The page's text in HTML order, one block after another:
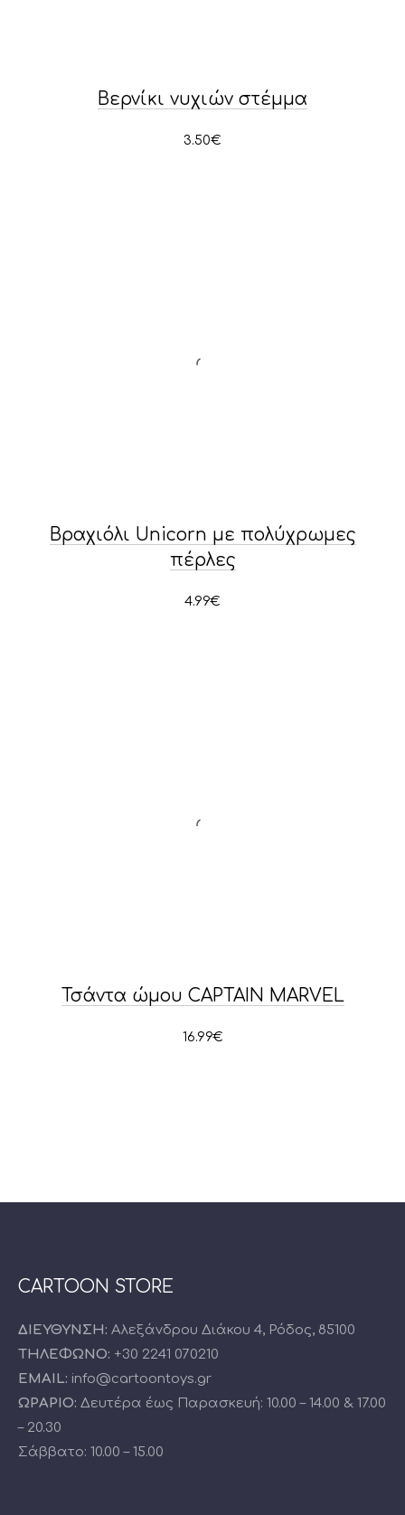
Βερνίκι νυχιών στέμμα
3.50€
Βραχιόλι Unicorn με πολύχρωμες
πέρλες
4.99€
Τσάντα ώμου CAPTAIN MARVEL
16.99€
CARTOON STORE
ΔΙΕΥΘΥΝΣΗ: Αλεξάνδρου Διάκου 4, Ρόδος, 85100
ΤΗΛΕΦΩΝΟ: +30 2241 070210
EMAIL: info@cartoontoys.gr
ΩΡΑΡΙΟ: Δευτέρα έως Παρασκευή: 10.00 – 14.00 & 17.00
– 20.30
Σάββατο: 10.00 – 15.00